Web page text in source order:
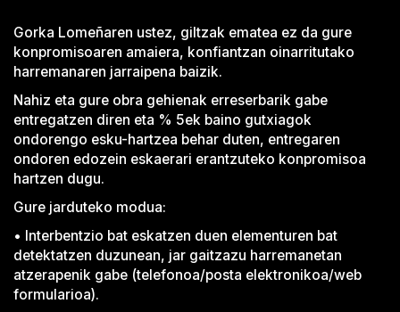
Gorka Lomeñaren ustez, giltzak ematea ez da gure
konpromisoaren amaiera, konfiantzan oinarritutako
harremanaren jarraipena baizik.
Nahiz eta gure obra gehienak erreserbarik gabe
entregatzen diren eta % 5ek baino gutxiagok
ondorengo esku-hartzea behar duten, entregaren
ondoren edozein eskaerari erantzuteko konpromisoa
hartzen dugu.
Gure jarduteko modua:
• Interbentzio bat eskatzen duen elementuren bat
detektatzen duzunean, jar gaitzazu harremanetan
atzerapenik gabe (telefonoa/posta elektronikoa/web
formularioa).